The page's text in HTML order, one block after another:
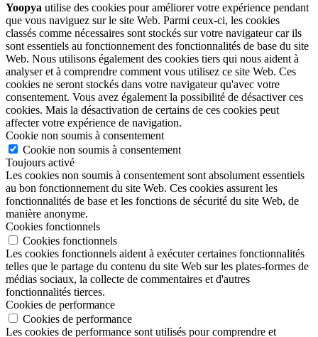
Yoopya utilise des cookies pour améliorer votre expérience pendant
que vous naviguez sur le site Web. Parmi ceux-ci, les cookies
classés comme nécessaires sont stockés sur votre navigateur car ils
sont essentiels au fonctionnement des fonctionnalités de base du site
Web. Nous utilisons également des cookies tiers qui nous aident à
analyser et à comprendre comment vous utilisez ce site Web. Ces
cookies ne seront stockés dans votre navigateur qu'avec votre
consentement. Vous avez également la possibilité de désactiver ces
cookies. Mais la désactivation de certains de ces cookies peut
affecter votre expérience de navigation.
Cookie non soumis à consentement
Cookie non soumis à consentement
Toujours activé
Les cookies non soumis à consentement sont absolument essentiels
au bon fonctionnement du site Web. Ces cookies assurent les
fonctionnalités de base et les fonctions de sécurité du site Web, de
manière anonyme.
Cookies fonctionnels
Cookies fonctionnels
Les cookies fonctionnels aident à exécuter certaines fonctionnalités
telles que le partage du contenu du site Web sur les plates-formes de
médias sociaux, la collecte de commentaires et d'autres
fonctionnalités tierces.
Cookies de performance
Cookies de performance
Les cookies de performance sont utilisés pour comprendre et